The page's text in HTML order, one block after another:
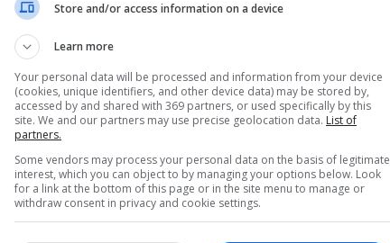
Oklahoma besohet të jetë personi i parë
- që nga lëshimi i lojës më shumë se tri
Store and/or access information on a device
Learn more
Your personal data will be processed and information from your device
(cookies, unique identifiers, and other device data) may be stored by,
accessed by and shared with 369 partners, or used specifically by this
site. We and our partners may use precise geolocation data. List of
partners.
Some vendors may process your personal data on the basis of legitimate
interest, which you can object to by managing your options below. Look
for a link at the bottom of this page or in the site menu to manage or
withdraw consent in privacy and cookie settings.